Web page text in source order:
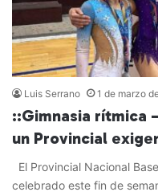
Luis Serrano 1 de marzo
::Gimnasia rítmica
un Provincial
El Provincial Nacional
celebrado este fin de